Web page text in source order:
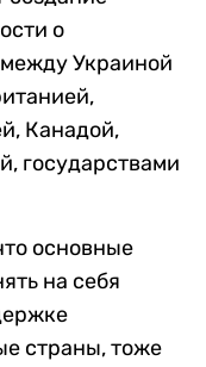
о
Украиной
Канадой,
государствами
основные
на себя
страны, тоже